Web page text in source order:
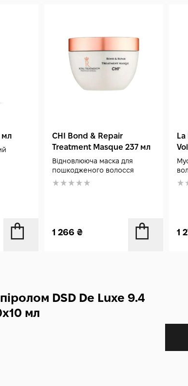
мл
CHI Bond & Repair
Treatment Masque 237 мл
Відновлююча маска для
пошкодженого волосся
1 266₴ 1
DSD De Luxe 9.4
мл